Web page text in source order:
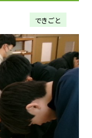
できごと